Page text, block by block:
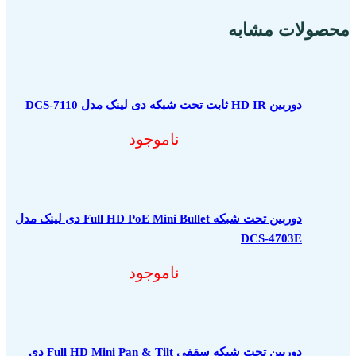
محصولات مشابه
دوربین HD IR ثابت تحت شبکه دی لینک مدل DCS-7110
ناموجود
دوربین تحت شبکه Full HD PoE Mini Bullet دی لینک مدل
DCS-4703E
ناموجود
دوربین تحت شبکه سقفی Full HD Mini Pan & Tilt دی